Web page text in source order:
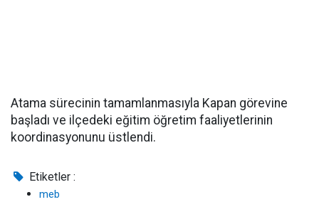
Atama sürecinin tamamlanmasıyla Kapan görevine
başladı ve ilçedeki eğitim öğretim faaliyetlerinin
koordinasyonunu üstlendi.
Etiketler :
meb